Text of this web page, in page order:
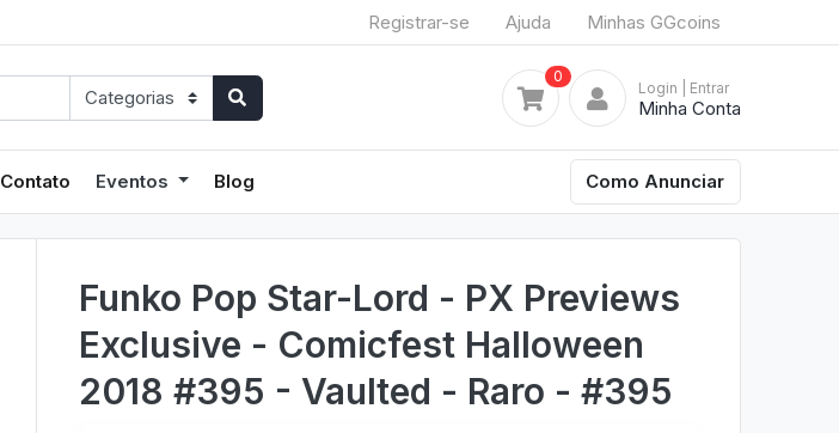
Registrar-se Ajuda Minhas GGcoins
0
Login | Entrar
Minha Conta
Contato Eventos Blog Como Anunciar
Funko Pop Star-Lord - PX Previews
Exclusive - Comicfest Halloween
2018 #395 - Vaulted - Raro - #395